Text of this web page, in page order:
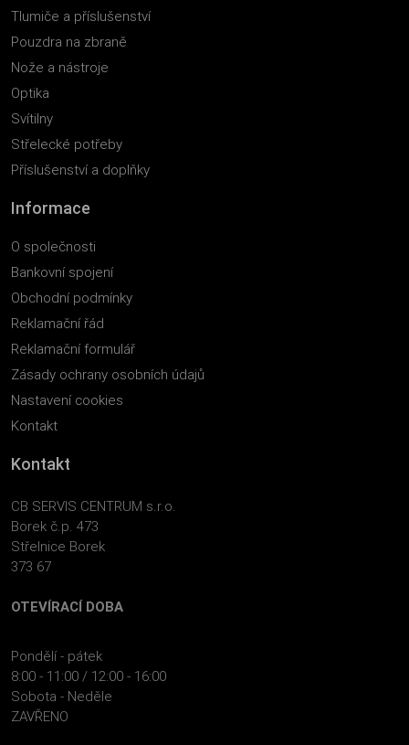
Tlumiče a příslušenství
Pouzdra na zbraně
Nože a nástroje
Optika
Svítilny
Střelecké potřeby
Příslušenství a doplňky
Informace
O společnosti
Bankovní spojení
Obchodní podmínky
Reklamační řád
Reklamační formulář
Zásady ochrany osobních údajů
Nastavení cookies
Kontakt
Kontakt
CB SERVIS CENTRUM s.r.o.
Borek č.p. 473
Střelnice Borek
373 67
OTEVÍRACÍ DOBA
Pondělí - pátek
8:00 - 11:00 / 12:00 - 16:00
Sobota - Neděle
ZAVŘENO